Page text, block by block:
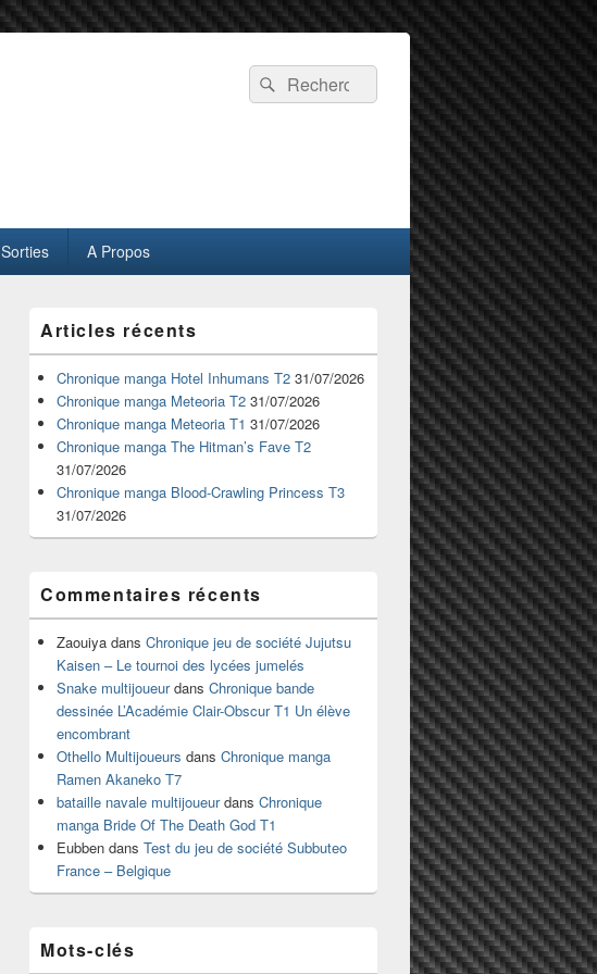
Recherche :
Rechercher
Sorties A Propos
principale
de
widget
pour
barre
latérale
Articles récents
Chronique manga Hotel Inhumans T2 31/07/2026
Chronique manga Meteoria T2 31/07/2026
Chronique manga Meteoria T1 31/07/2026
Chronique manga The Hitman’s Fave T2
31/07/2026
Chronique manga Blood-Crawling Princess T3
31/07/2026
Commentaires récents
Zaouiya dans Chronique jeu de société Jujutsu
Kaisen – Le tournoi des lycées jumelés
Snake multijoueurdans Chronique bande
dessinée L’Académie Clair-Obscur T1 Un élève
encombrant
Othello Multijoueurs dans Chronique manga
Ramen Akaneko T7
bataille navale multijoueurdans Chronique
manga Bride Of The Death God T1
Eubben dans Test du jeu de société Subbuteo
France – Belgique
Mots-clés